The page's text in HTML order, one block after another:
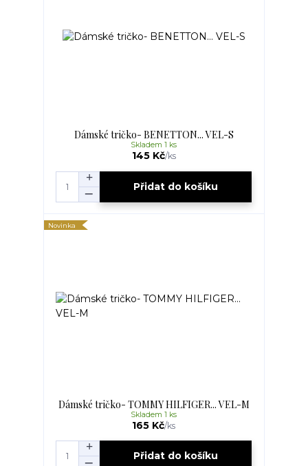
Dámské tričko- BENETTON... VEL-S
145 Kč/ks
Skladem 1 ks
Přidat do košíku
Novinka
Dámské tričko- TOMMY HILFIGER... VEL-M
165 Kč/ks
Skladem 1 ks
Přidat do košíku